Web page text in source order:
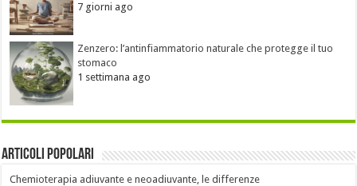
7 giorni ago
Zenzero: l’antinfiammatorio naturale che protegge il tuo
stomaco
1 settimana ago
Articoli popolari
Chemioterapia adiuvante e neoadiuvante, le differenze